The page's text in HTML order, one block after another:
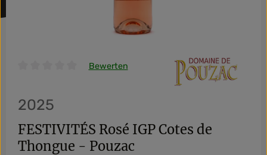
Durchschnittliche Bewertung von 0 von 5 Sternen
Bewerten
2025
FESTIVITÉS Rosé IGP Cotes de
Thongue - Pouzac